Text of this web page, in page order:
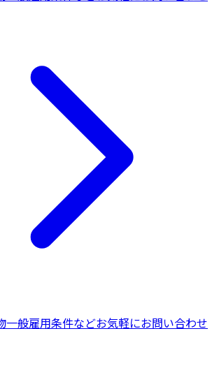
一般雇用条件などお気軽にお問い合わせ